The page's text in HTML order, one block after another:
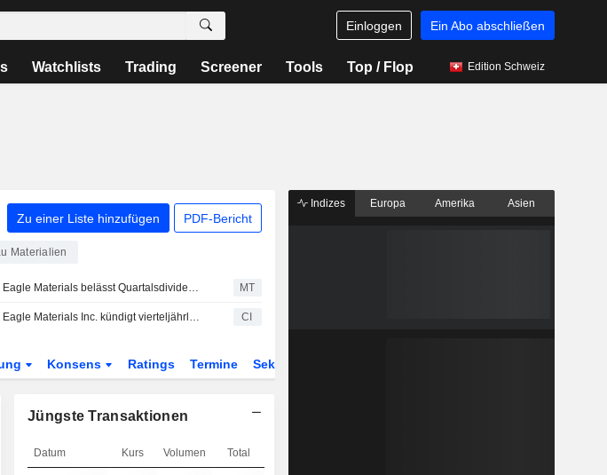
Einloggen Ein Abo abschließen
Watchlists Trading Screener Tools Top / Flop Edition Schweiz
Zu einer Liste hinzufügen PDF-Bericht
Materialien
Eagle Materials belässt Quartalsdividende bei 0,25 USD je Aktie, zahlbar am 13. Oktober an am 14. September eingetragene Aktionäre MT
Eagle Materials Inc. kündigt vierteljährliche Bardividende an, zahlbar am 13. Oktober 2026 CI
Konsens Ratings Termine Sektor
Jüngste Transaktionen
Datum Kurs Volumen Total
Indizes Europa Amerika Asien